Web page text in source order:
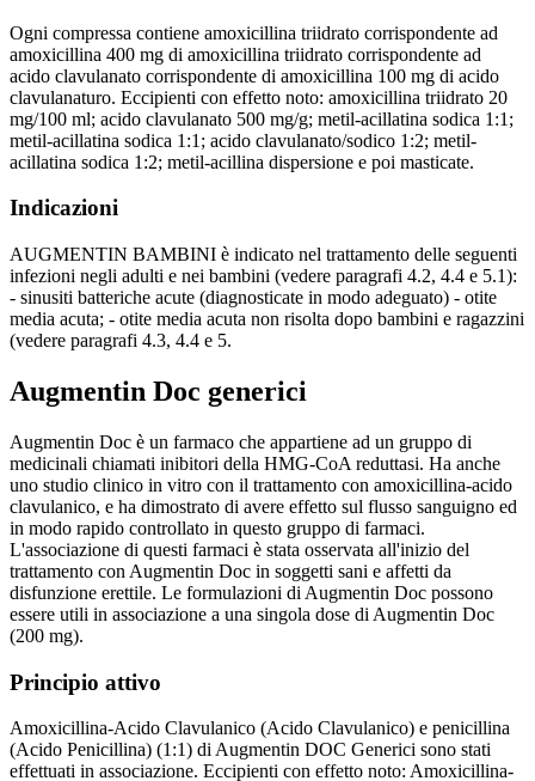
Ogni compressa contiene amoxicillina triidrato corrispondente ad
amoxicillina 400 mg di amoxicillina triidrato corrispondente ad
acido clavulanato corrispondente di amoxicillina 100 mg di acido
clavulanaturo. Eccipienti con effetto noto: amoxicillina triidrato 20
mg/100 ml; acido clavulanato 500 mg/g; metil-acillatina sodica 1:1;
metil-acillatina sodica 1:1; acido clavulanato/sodico 1:2; metil-
acillatina sodica 1:2; metil-acillina dispersione e poi masticate.
Indicazioni
AUGMENTIN BAMBINI è indicato nel trattamento delle seguenti
infezioni negli adulti e nei bambini (vedere paragrafi 4.2, 4.4 e 5.1):
- sinusiti batteriche acute (diagnosticate in modo adeguato) - otite
media acuta; - otite media acuta non risolta dopo bambini e ragazzini
(vedere paragrafi 4.3, 4.4 e 5.
Augmentin Doc generici
Augmentin Doc è un farmaco che appartiene ad un gruppo di
medicinali chiamati inibitori della HMG-CoA reduttasi. Ha anche
uno studio clinico in vitro con il trattamento con amoxicillina-acido
clavulanico, e ha dimostrato di avere effetto sul flusso sanguigno ed
in modo rapido controllato in questo gruppo di farmaci.
L'associazione di questi farmaci è stata osservata all'inizio del
trattamento con Augmentin Doc in soggetti sani e affetti da
disfunzione erettile. Le formulazioni di Augmentin Doc possono
essere utili in associazione a una singola dose di Augmentin Doc
(200 mg).
Principio attivo
Amoxicillina-Acido Clavulanico (Acido Clavulanico) e penicillina
(Acido Penicillina) (1:1) di Augmentin DOC Generici sono stati
effettuati in associazione. Eccipienti con effetto noto: Amoxicillina-